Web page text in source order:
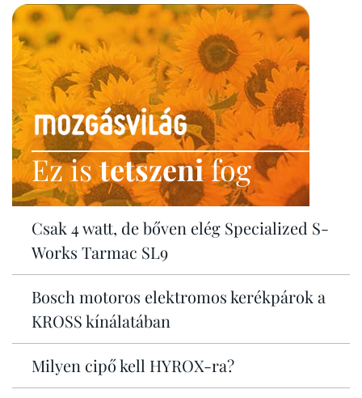
Ez istetszenifog
Csak 4 watt, de bőven elég Specialized S-
Works Tarmac SL9
Bosch motoros elektromos kerékpárok a
KROSS kínálatában
Milyen cipő kell HYROX-ra?